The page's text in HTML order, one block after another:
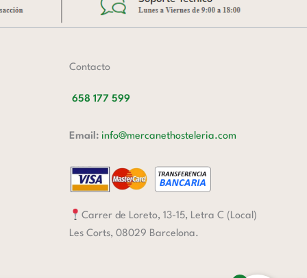
Contacto
658 177 599
Email: info@mercanethosteleria.com
Carrer de Loreto, 13-15, Letra C (Local)
Les Corts, 08029 Barcelona.